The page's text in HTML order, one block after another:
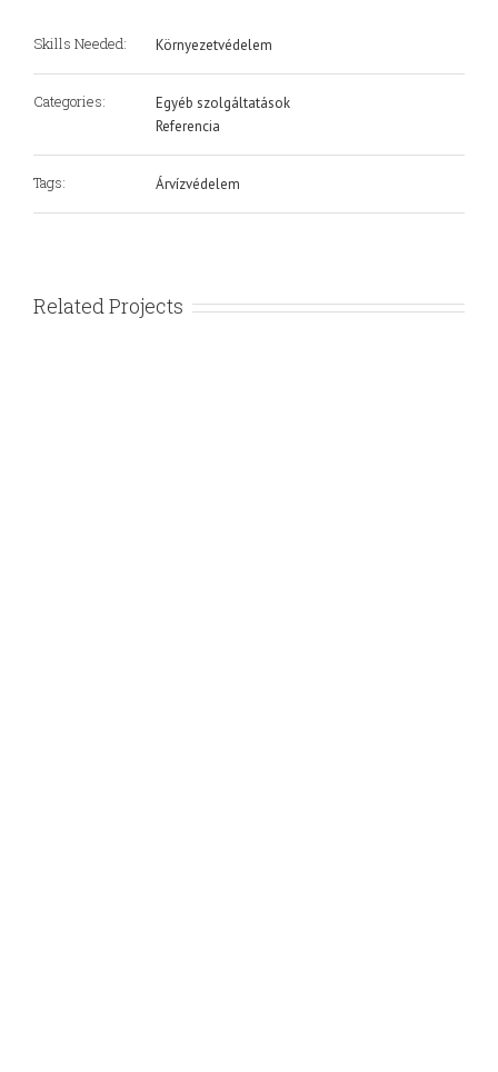
Skills Needed: Környezetvédelem
Categories:
Egyéb szolgáltatások
Referencia
Tags: Árvízvédelem
Related Projects